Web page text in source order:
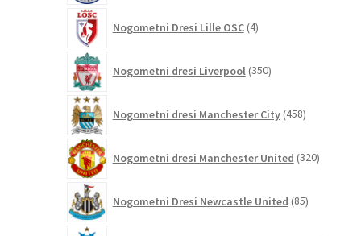
Nogometni Dresi Lille OSC 4izdelki
Nogometni dresi Liverpool 350izdelkov
Nogometni dresi Manchester City 458izdelkov
Nogometni dresi Manchester United 320izdelkov
Nogometni Dresi Newcastle United 85izdelkov